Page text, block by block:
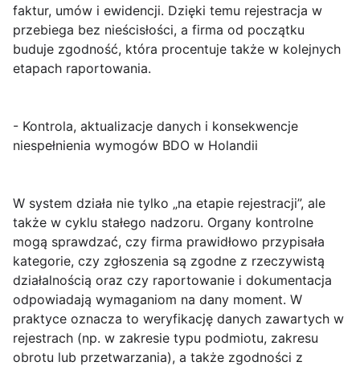
faktur, umów i ewidencji. Dzięki temu rejestracja w
przebiega bez nieścisłości, a firma od początku
buduje zgodność, która procentuje także w kolejnych
etapach raportowania.
- Kontrola, aktualizacje danych i konsekwencje
niespełnienia wymogów BDO w Holandii
W system działa nie tylko „na etapie rejestracji”, ale
także w cyklu stałego nadzoru. Organy kontrolne
mogą sprawdzać, czy firma prawidłowo przypisała
kategorie, czy zgłoszenia są zgodne z rzeczywistą
działalnością oraz czy raportowanie i dokumentacja
odpowiadają wymaganiom na dany moment. W
praktyce oznacza to weryfikację danych zawartych w
rejestrach (np. w zakresie typu podmiotu, zakresu
obrotu lub przetwarzania), a także zgodności z